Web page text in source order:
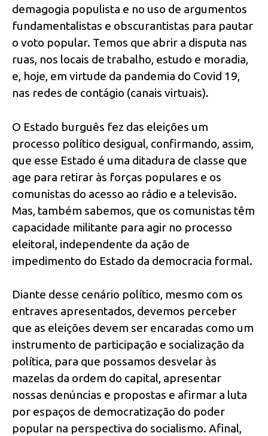
demagogia populista e no uso de argumentos
fundamentalistas e obscurantistas para pautar
o voto popular. Temos que abrir a disputa nas
ruas, nos locais de trabalho, estudo e moradia,
e, hoje, em virtude da pandemia do Covid 19,
nas redes de contágio (canais virtuais).
O Estado burguês fez das eleições um
processo político desigual, confirmando, assim,
que esse Estado é uma ditadura de classe que
age para retirar às forças populares e os
comunistas do acesso ao rádio e a televisão.
Mas, também sabemos, que os comunistas têm
capacidade militante para agir no processo
eleitoral, independente da ação de
impedimento do Estado da democracia formal.
Diante desse cenário político, mesmo com os
entraves apresentados, devemos perceber
que as eleições devem ser encaradas como um
instrumento de participação e socialização da
política, para que possamos desvelar às
mazelas da ordem do capital, apresentar
nossas denúncias e propostas e afirmar a luta
por espaços de democratização do poder
popular na perspectiva do socialismo. Afinal,